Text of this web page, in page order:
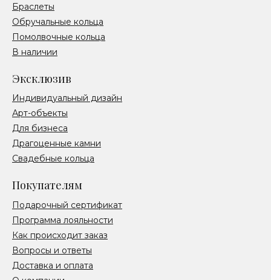
Покупателям
Эксклюзив
Доставка и оплата
Вопросы и ответы
Как происходит заказ
Подарочный сертификат
Свадебные кольца
Драгоценные камни
Для бизнеса
Арт-объекты
Индивидуальный дизайн
Помолвочные кольца
Обручальные кольца
Браслеты
Программа лояльности
В наличии